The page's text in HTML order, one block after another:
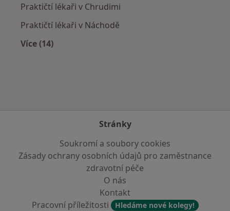
Praktičtí lékaři v Chrudimi
Praktičtí lékaři v Náchodě
Více (14)
Stránky
Soukromí a soubory cookies
Zásady ochrany osobních údajů pro zaměstnance
zdravotní péče
O nás
Kontakt
Pracovní příležitosti
Hledáme nové kolegy!